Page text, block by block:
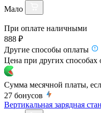
Мало
При оплате наличными
888 ₽
Другие способы оплаты
Цена при других способах
Сумма месячной платы,
27 бонусов
Вертикальная зарядная